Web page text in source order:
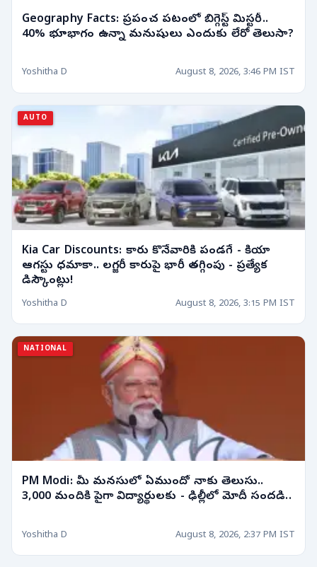
Geography Facts: ప్రపంచ పటంలో బిగ్గెస్ట్ మిస్టరీ..
40% భూభాగం ఉన్నా మనుషులు ఎందుకు లేరో తెలుసా?
Yoshitha D August 8, 2026, 3:46 PM IST
AUTO
Kia Car Discounts: కారు కొనేవారికి పండగే - కియా
ఆగస్టు ధమాకా.. లగ్జరీ కారుపై భారీ తగ్గింపు - ప్రత్యేక
డిస్కౌంట్లు!
Yoshitha D August 8, 2026, 3:15 PM IST
NATIONAL
PM Modi: మీ మనసులో ఏముందో నాకు తెలుసు..
3,000 మందికి పైగా విద్యార్థులకు - ఢిల్లీలో మోదీ సందడి..
Yoshitha D August 8, 2026, 2:37 PM IST